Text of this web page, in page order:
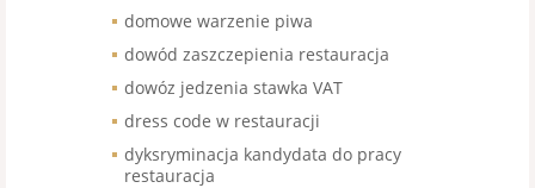
domowe warzenie piwa
dowód zaszczepienia restauracja
dowóz jedzenia stawka VAT
dress code w restauracji
dyksryminacja kandydata do pracy
restauracja